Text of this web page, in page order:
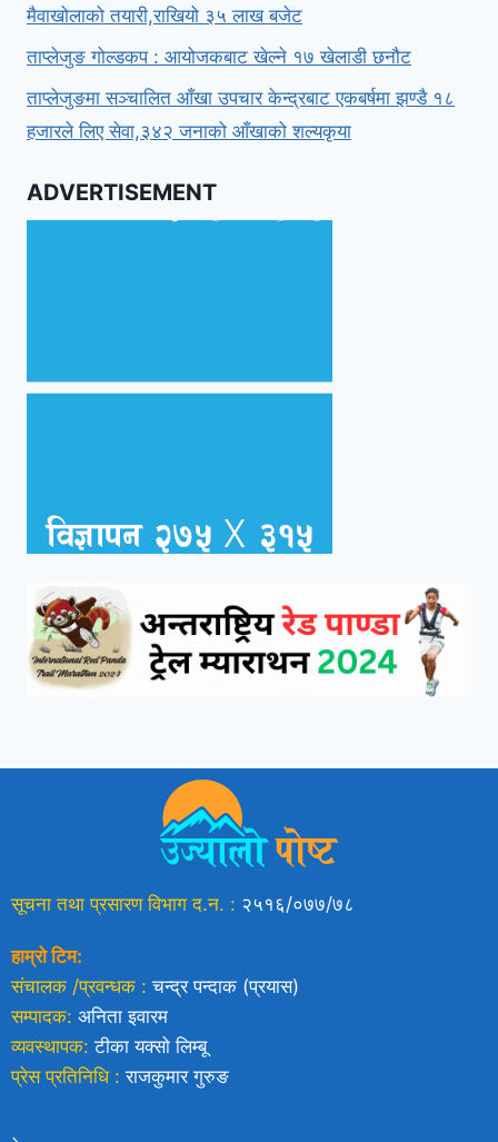
मैवाखोलाको तयारी,राखियो ३५ लाख बजेट
ताप्लेजुङ गोल्डकप : आयोजकबाट खेल्ने १७ खेलाडी छनौट
ताप्लेजुङमा सञ्चालित आँखा उपचार केन्द्रबाट एकबर्षमा झण्डै १८
हजारले लिए सेवा,३४२ जनाको आँखाको शल्यकृया
ADVERTISEMENT
सूचना तथा प्रसारण विभाग द.न. : २५१६/०७७/७८
हाम्रो टिम:
संचालक /प्रवन्धक : चन्द्र पन्दाक (प्रयास)
सम्पादक: अनिता इवारम
व्यवस्थापक: टीका यक्साे लिम्बू
प्रेस प्रतिनिधि : राजकुमार गुरुङ